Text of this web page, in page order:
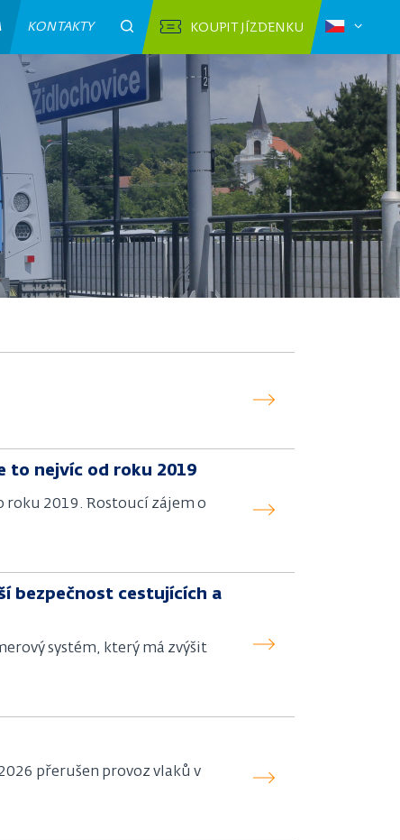
KONTAKTY KOUPIT JÍZDENKU
to nejvíc od roku 2019
roku 2019. Rostoucí zájem o
bezpečnost cestujících a
systém, který má zvýšit
přerušen provoz vlaků v